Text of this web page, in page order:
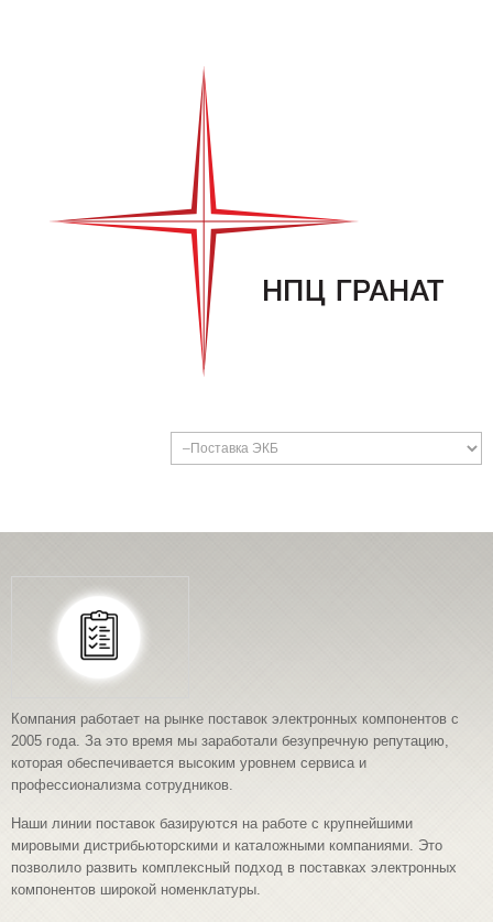
Компания работает на рынке поставок электронных компонентов с
2005 года. За это время мы заработали безупречную репутацию,
которая обеспечивается высоким уровнем сервиса и
профессионализма сотрудников.
Наши линии поставок базируются на работе с крупнейшими
мировыми дистрибьюторскими и каталожными компаниями. Это
позволило развить комплексный подход в поставках электронных
компонентов широкой номенклатуры.